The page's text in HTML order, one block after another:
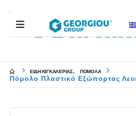
ΕΙΔΗ ΚΙΓΚΑΛΕΡΙΑΣ, ΠΟΜΟΛΑ
Πόμολο Πλαστικό Εξώπορτας